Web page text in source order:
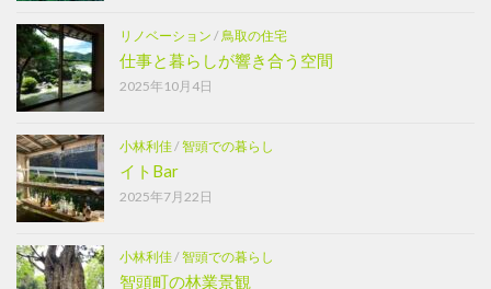
リノベーション /鳥取の住宅
仕事と暮らしが響き合う空間
2025年10月4日
小林利佳/智頭での暮らし
イトBar
2025年7月22日
小林利佳/智頭での暮らし
智頭町の林業景観